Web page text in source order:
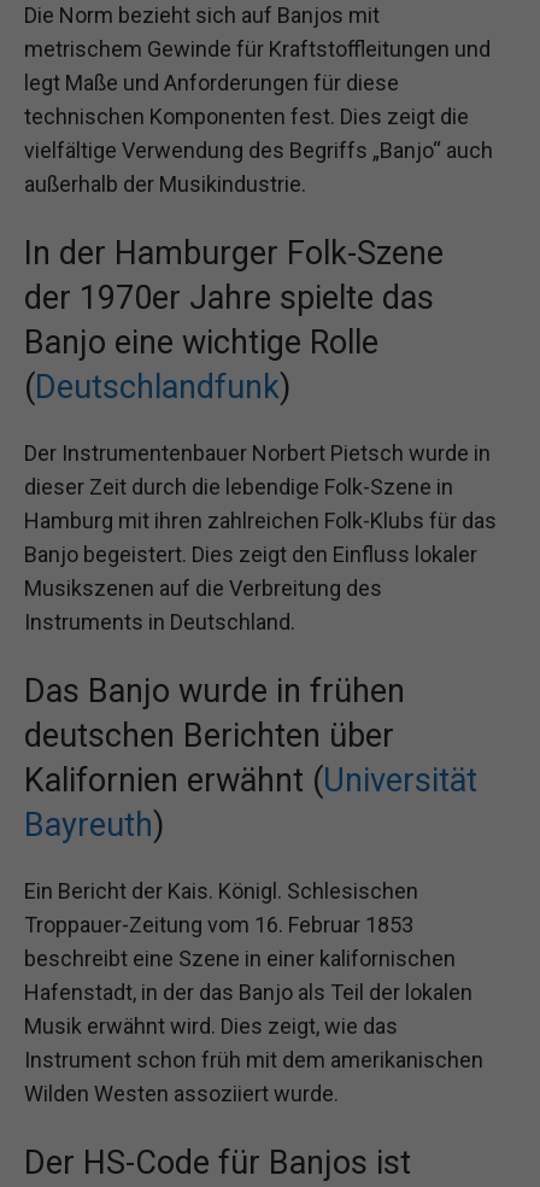
Die Norm bezieht sich auf Banjos mit
metrischem Gewinde für Kraftstoffleitungen und
legt Maße und Anforderungen für diese
technischen Komponenten fest. Dies zeigt die
vielfältige Verwendung des Begriffs „Banjo“ auch
außerhalb der Musikindustrie.
In der Hamburger Folk-Szene
der 1970er Jahre spielte das
Banjo eine wichtige Rolle
(Deutschlandfunk)
Der Instrumentenbauer Norbert Pietsch wurde in
dieser Zeit durch die lebendige Folk-Szene in
Hamburg mit ihren zahlreichen Folk-Klubs für das
Banjo begeistert. Dies zeigt den Einfluss lokaler
Musikszenen auf die Verbreitung des
Instruments in Deutschland.
Das Banjo wurde in frühen
deutschen Berichten über
Kalifornien erwähnt (Universität
Bayreuth)
Ein Bericht der Kais. Königl. Schlesischen
Troppauer-Zeitung vom 16. Februar 1853
beschreibt eine Szene in einer kalifornischen
Hafenstadt, in der das Banjo als Teil der lokalen
Musik erwähnt wird. Dies zeigt, wie das
Instrument schon früh mit dem amerikanischen
Wilden Westen assoziiert wurde.
Der HS-Code für Banjos ist